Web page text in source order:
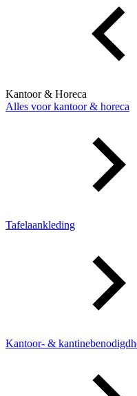
Kantoor & Horeca
Alles voor kantoor & horeca
Tafelaankleding
Kantoor- &